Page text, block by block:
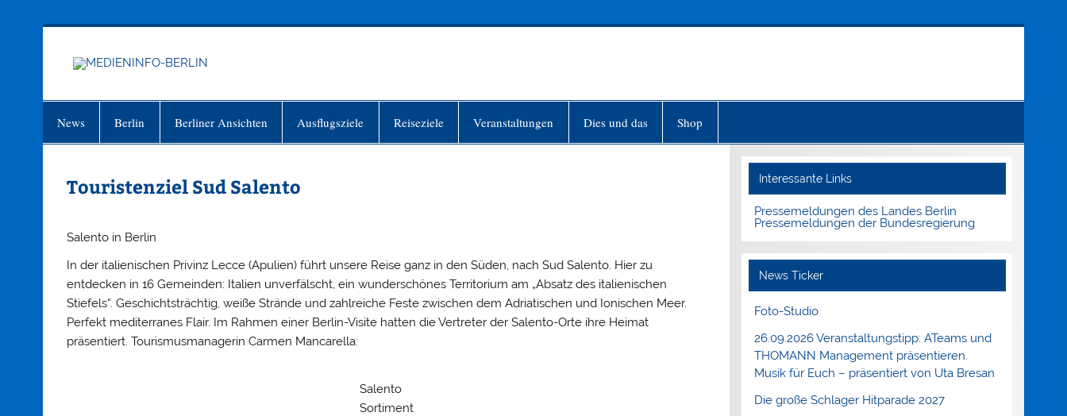
News Berlin Berliner Ansichten Ausflugsziele Reiseziele Veranstaltungen Dies und das Shop
Touristenziel Sud Salento
Salento in Berlin
In der italienischen Privinz Lecce (Apulien) führt unsere Reise ganz in den Süden, nach Sud Salento. Hier zu
entdecken in 16 Gemeinden: Italien unverfälscht, ein wunderschönes Territorium am „Absatz des italienischen
Stiefels“. Geschichtsträchtig, weiße Strände und zahlreiche Feste zwischen dem Adriatischen und Ionischen Meer.
Perfekt mediterranes Flair. Im Rahmen einer Berlin-Visite hatten die Vertreter der Salento-Orte ihre Heimat
präsentiert. Tourismusmanagerin Carmen Mancarella:
Salento
Sortiment
Interessante Links
Pressemeldungen des Landes Berlin
Pressemeldungen der Bundesregierung
News Ticker
Foto-Studio
26.09.2026 Veranstaltungstipp: ATeams und
THOMANN Management präsentieren.
Musik für Euch – präsentiert von Uta Bresan
Die große Schlager Hitparade 2027